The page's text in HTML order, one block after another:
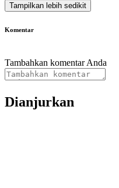
Tampilkan lebih sedikit
Komentar
Tambahkan komentar Anda
Dianjurkan